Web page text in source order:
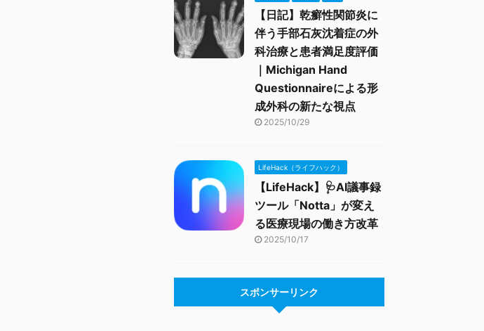
【日記】乾癬性関節炎に
伴う手部石灰沈着症の外
科治療と患者満足度評価
｜Michigan Hand
Questionnaireによる形
成外科の新たな視点
2025/10/29
LifeHack（ライフハック）
【LifeHack】🩺AI議事録
ツール「Notta」が変え
る医療現場の働き方改革
2025/10/17
スポンサーリンク